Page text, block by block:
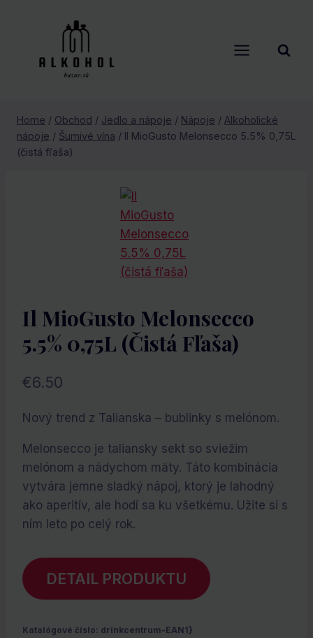
Home / Obchod / Jedlo a nápoje / Nápoje / Alkoholické
nápoje / Šumivé vína /
Il MioGusto Melonsecco 5.5% 0,75L
(čistá fľaša)
Il MioGusto Melonsecco
5.5% 0,75L (čistá Fľaša)
€6.50
Nový trend z Talianska – bublinky s melónom.
Melonsecco je taliansky sekt so sviežim
melónom a nádychom mäty. Táto kombinácia
vytvára jemne sladký nápoj, ktorý je lahodný
ako aperitív, ale hodí sa ku všetkému. Užite si s
ním leto po celý rok.
DETAIL PRODUKTU
Katalógové číslo: drinkcentrum-EAN1}